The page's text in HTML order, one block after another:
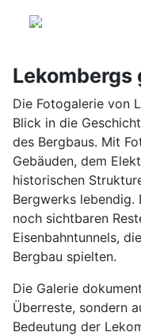
Lekombergs
Die Fotogalerie von
Blick in die
des Bergbaus. Mit
Gebäuden, dem
historischen
Bergwerks lebendig.
noch sichtbaren
Eisenbahntunnels,
Bergbau spielten.
Die Galerie
Überreste, sondern
Bedeutung der